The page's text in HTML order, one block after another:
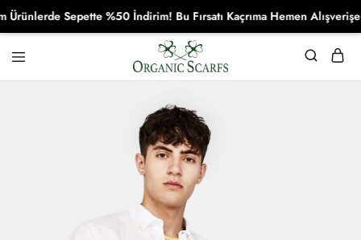
Organikscarf
Sepette %50 İndirim! Bu Fırsatı Kaçrıma Hemen Alışverişe